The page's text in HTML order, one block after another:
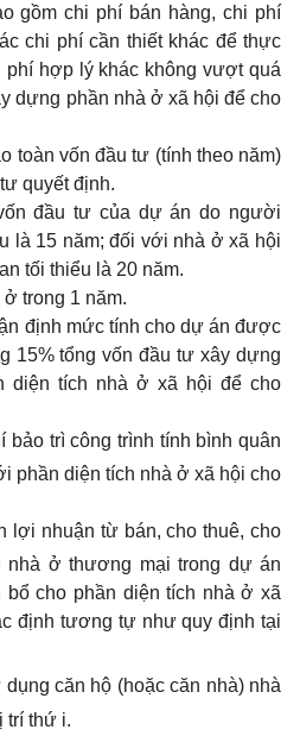
gồm chi phí bán hàng, chi phí
chi phí cần thiết khác để thực
phí hợp lý khác không vượt quá
dựng phần nhà ở xã hội để cho
toàn vốn đầu tư (tính theo năm)
quyết định.
đầu tư của dự án do người
là 15 năm; đối với nhà ở xã hội
tối thiểu là 20 năm.
trong 1 năm.
định mức tính cho dự án được
15% tổng vốn đầu tư xây dựng
diện tích nhà ở xã hội để cho
bảo trì công trình tính bình quân
phần diện tích nhà ở xã hội cho
lợi nhuận từ bán, cho thuê, cho
nhà ở thương mại trong dự án
cho phần diện tích nhà ở xã
định tương tự như quy định tại
căn hộ (hoặc căn nhà) nhà
trí thứ i.